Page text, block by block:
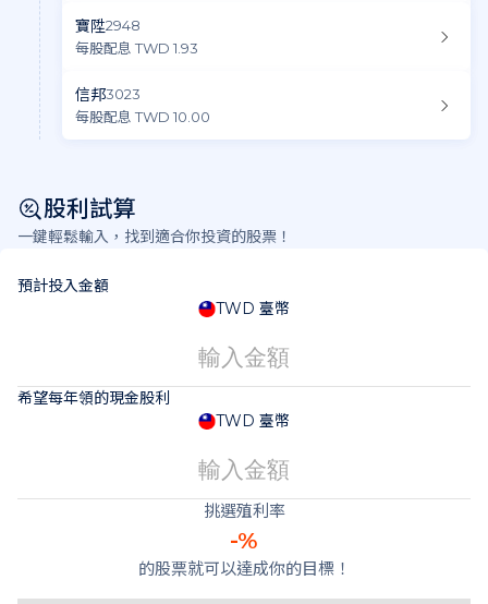
寶陞2948
每股配息 TWD 1.93
信邦3023
每股配息 TWD 10.00
股利試算
一鍵輕鬆輸入，找到適合你投資的股票！
預計投入金額
TWD 臺幣
希望每年領的現金股利
TWD 臺幣
挑選殖利率
-%
的股票就可以達成你的目標！